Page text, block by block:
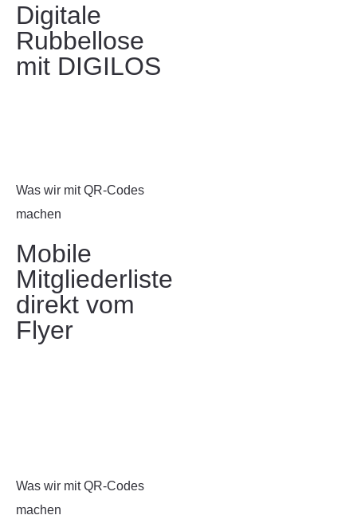
Digitale
Rubbellose
mit DIGILOS
Was wir mit QR-Codes
machen
Mobile
Mitgliederliste
direkt vom
Flyer
Was wir mit QR-Codes
machen